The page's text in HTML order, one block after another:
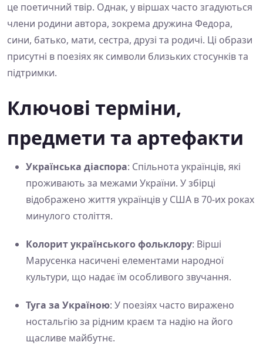
це поетичний твір. Однак, у віршах часто згадуються
члени родини автора, зокрема дружина Федора,
сини, батько, мати, сестра, друзі та родичі. Ці образи
присутні в поезіях як символи близьких стосунків та
підтримки.
Ключові терміни,
предмети та артефакти
Українська діаспора: Спільнота українців, які
проживають за межами України. У збірці
відображено життя українців у США в 70-их роках
минулого століття.
Колорит українського фольклору: Вірші
Марусенка насичені елементами народної
культури, що надає їм особливого звучання.
Туга за Україною: У поезіях часто виражено
ностальгію за рідним краєм та надію на його
щасливе майбутнє.